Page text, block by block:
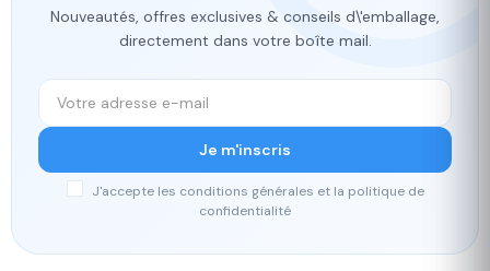
Nouveautés, offres exclusives & conseils d\'emballage,
directement dans votre boîte mail.
Je m'inscris
J'accepte les conditions générales et la politique de
confidentialité